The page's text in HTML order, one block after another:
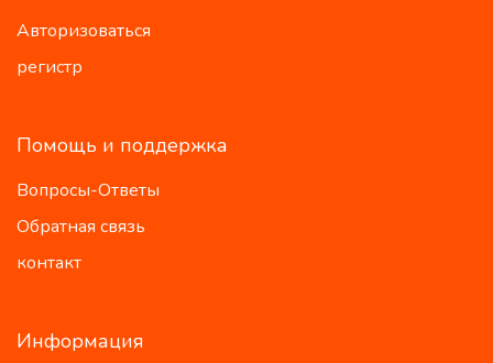
Авторизоваться
регистр
Помощь и поддержка
Вопросы-Ответы
Обратная связь
контакт
Информация